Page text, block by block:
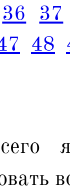
36
37
48